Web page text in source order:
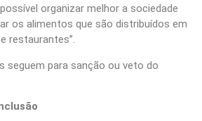
organizar melhor a sociedade
os alimentos que são distribuídos em
restaurantes”.
seguem para sanção ou veto do